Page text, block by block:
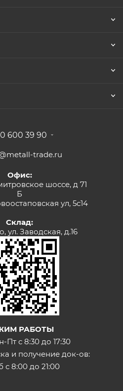
600 39 90
trade.ru
Офис:
шоссе, д 71
Б
ул, 5с14
Склад:
ул. Заводская, д.16
РАБОТЫ
Пт с 8:30 до 17:30
и получение док-ов:
с 8:00 до 21:00